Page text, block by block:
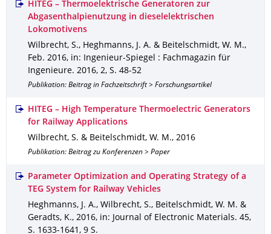
HITEG – Thermoelektrische Generatoren zur
Abgasenthalpienutzung in dieselelektrischen
Lokomotivens
Wilbrecht, S., Heghmanns, J. A. & Beitelschmidt, W. M.,
Feb. 2016, in: Ingenieur-Spiegel : Fachmagazin für
Ingenieure. 2016, 2, S. 48-52
Publikation: Beitrag in Fachzeitschrift > Forschungsartikel
HITEG – High Temperature Thermoelectric Generators
for Railway Applications
Wilbrecht, S. & Beitelschmidt, W. M., 2016
Publikation: Beitrag zu Konferenzen > Paper
Parameter Optimization and Operating Strategy of a
TEG System for Railway Vehicles
Heghmanns, J. A., Wilbrecht, S., Beitelschmidt, W. M. &
Geradts, K., 2016, in: Journal of Electronic Materials. 45,
S. 1633-1641 , 9 S.